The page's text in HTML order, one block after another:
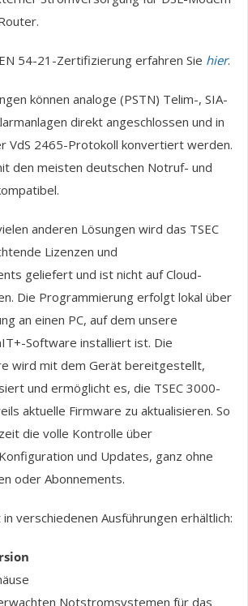
54-21-Zertifizierung erfahren Sie hier.
können analoge (PSTN) Telim-, SIA-
direkt angeschlossen und in
VdS 2465-Protokoll konvertiert werden.
den meisten deutschen Notruf- und
anderen Lösungen wird das TSEC
Lizenzen und
geliefert und ist nicht auf Cloud-
Die Programmierung erfolgt lokal über
an einen PC, auf dem unsere
Software installiert ist. Die
wird mit dem Gerät bereitgestellt,
und ermöglicht es, die TSEC 3000-
aktuelle Firmware zu aktualisieren. So
die volle Kontrolle über
und Updates, ganz ohne
oder Abonnements.
verschiedenen Ausführungen erhältlich:
Notstromsystemen für das